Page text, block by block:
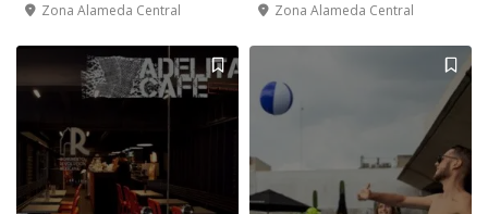
Zona Alameda Central
Zona Alameda Central